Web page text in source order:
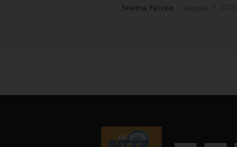
Seema Faizee